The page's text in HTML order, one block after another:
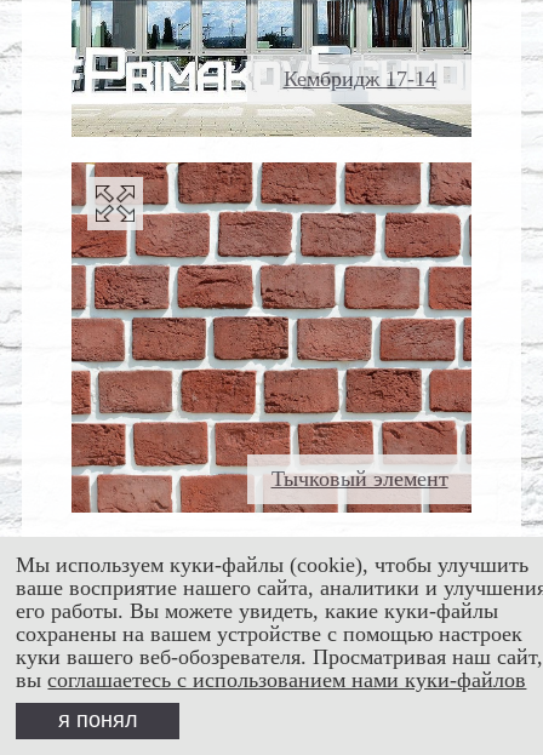
Кембридж 17-14
Тычковый элемент
Мы используем куки-файлы (cookie), чтобы улучшить
ваше восприятие нашего сайта, аналитики и
его работы. Вы можете увидеть, какие куки-файлы
сохранены на вашем устройстве с помощью настроек
куки вашего веб-обозревателя. Просматривая наш сайт,
высоглашаетесь с использованием нами куки-файлов
я понял